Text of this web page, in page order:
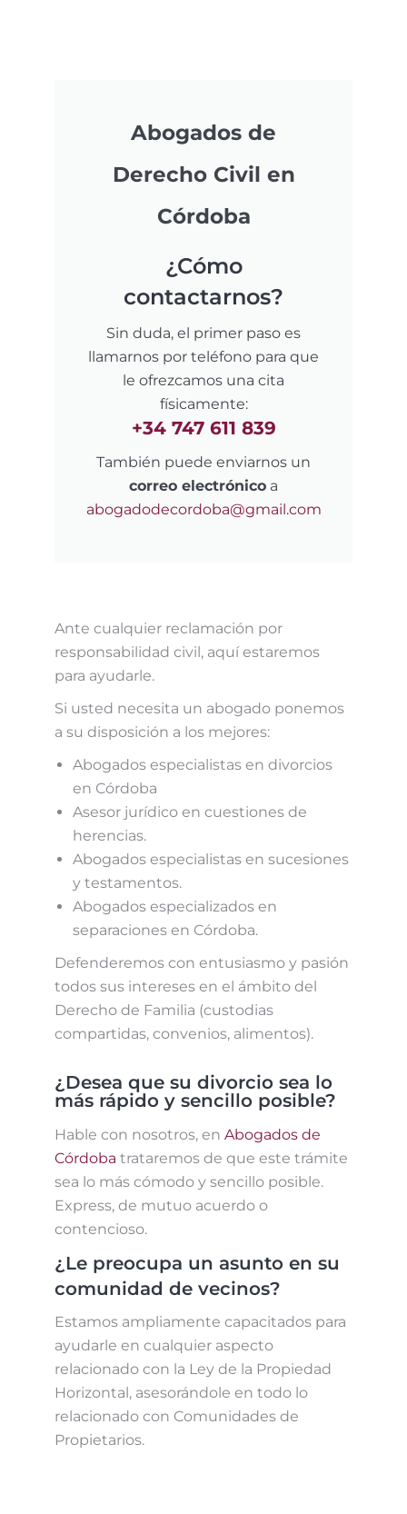
Abogados de
Derecho Civil en
Córdoba
¿Cómo
contactarnos?
Sin duda, el primer paso es
llamarnos por teléfono para que
le ofrezcamos una cita
físicamente:
+34 747 611 839
También puede enviarnos un
correo electrónico a
abogadodecordoba@gmail.com
Ante cualquier reclamación por
responsabilidad civil, aquí estaremos
para ayudarle.
Si usted necesita un abogado ponemos
a su disposición a los mejores:
Abogados especialistas en divorcios
en Córdoba
Asesor jurídico en cuestiones de
herencias.
Abogados especialistas en sucesiones
y testamentos.
Abogados especializados en
separaciones en Córdoba.
Defenderemos con entusiasmo y pasión
todos sus intereses en el ámbito del
Derecho de Familia (custodias
compartidas, convenios, alimentos).
¿Desea que su divorcio sea lo
más rápido y sencillo posible?
Hable con nosotros, en Abogados de
Córdoba trataremos de que este trámite
sea lo más cómodo y sencillo posible.
Express, de mutuo acuerdo o
contencioso.
¿Le preocupa un asunto en su
comunidad de vecinos?
Estamos ampliamente capacitados para
ayudarle en cualquier aspecto
relacionado con la Ley de la Propiedad
Horizontal, asesorándole en todo lo
relacionado con Comunidades de
Propietarios.